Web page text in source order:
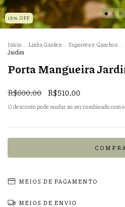
15% OFF
Início . Linha Garden . Suportes e Ganchos .
Jardim
Porta Mangueira
R$600,00 R$510,00
O desconto pode mudar ao ser combinado com
MEIOS DE PAGAMENTO
MEIOS DE ENVIO